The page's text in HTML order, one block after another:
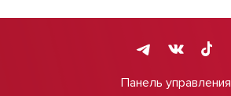
Панель управления